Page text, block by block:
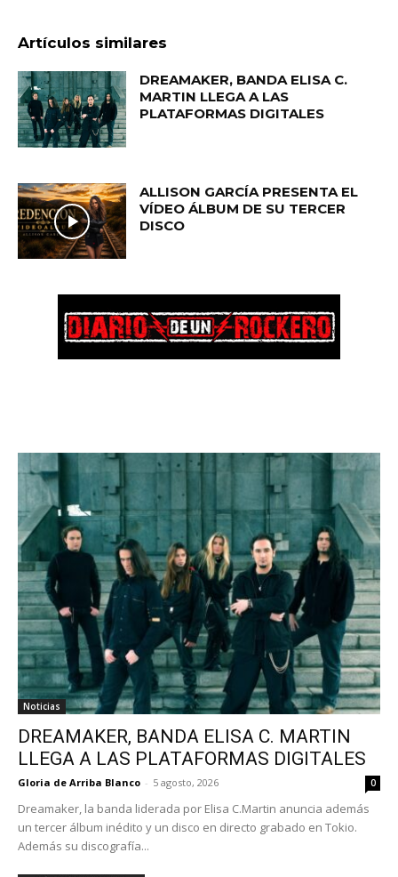
Artículos similares
DREAMAKER, BANDA ELISA C.
MARTIN LLEGA A LAS
PLATAFORMAS DIGITALES
ALLISON GARCÍA PRESENTA EL
VÍDEO ÁLBUM DE SU TERCER
DISCO
Noticias
DREAMAKER, BANDA ELISA C. MARTIN
LLEGA A LAS PLATAFORMAS DIGITALES
Gloria de Arriba Blanco - 5 agosto, 2026 0
Dreamaker, la banda liderada por Elisa C.Martin anuncia además
un tercer álbum inédito y un disco en directo grabado en Tokio.
Además su discografía...